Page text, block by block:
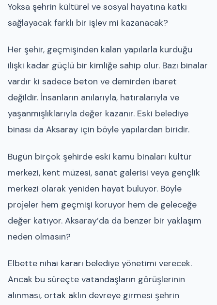
Yoksa şehrin kültürel ve sosyal hayatına katkı
sağlayacak farklı bir işlev mi kazanacak?
Her şehir, geçmişinden kalan yapılarla kurduğu
ilişki kadar güçlü bir kimliğe sahip olur. Bazı binalar
vardır ki sadece beton ve demirden ibaret
değildir. İnsanların anılarıyla, hatıralarıyla ve
yaşanmışlıklarıyla değer kazanır. Eski belediye
binası da Aksaray için böyle yapılardan biridir.
Bugün birçok şehirde eski kamu binaları kültür
merkezi, kent müzesi, sanat galerisi veya gençlik
merkezi olarak yeniden hayat buluyor. Böyle
projeler hem geçmişi koruyor hem de geleceğe
değer katıyor. Aksaray’da da benzer bir yaklaşım
neden olmasın?
Elbette nihai kararı belediye yönetimi verecek.
Ancak bu süreçte vatandaşların görüşlerinin
alınması, ortak aklın devreye girmesi şehrin